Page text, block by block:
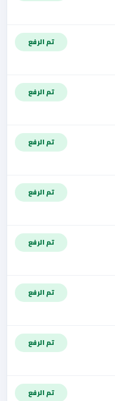
تم الرفع
تم الرفع
تم الرفع
تم الرفع
تم الرفع
تم الرفع
تم الرفع
تم الرفع